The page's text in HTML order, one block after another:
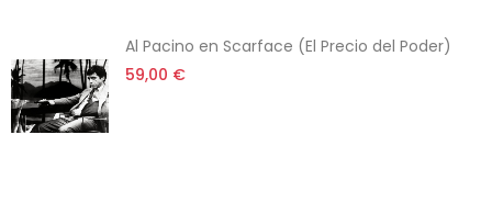
Al Pacino en Scarface (El Precio del Poder)
59,00 €